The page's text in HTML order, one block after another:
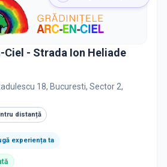
Ciel - Strada Ion Heliade
18, Bucuresti, Sector 2,
distanță
experiența ta